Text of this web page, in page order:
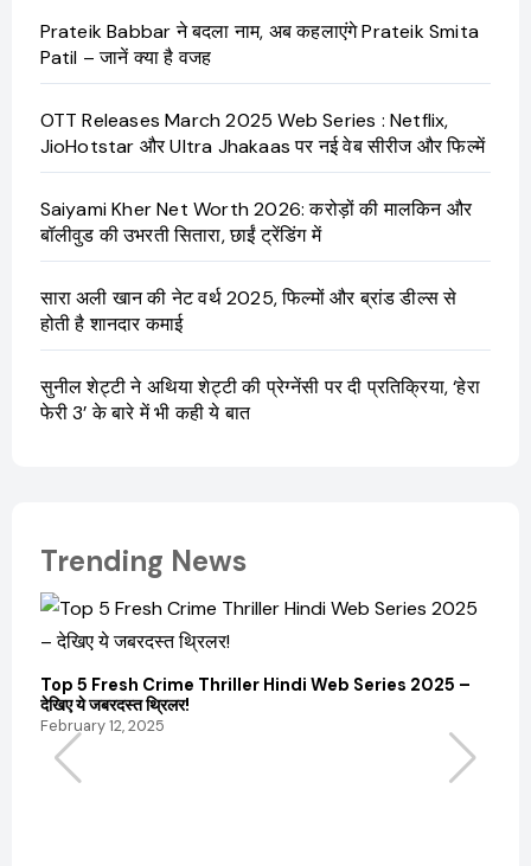
Prateik Babbar ने बदला नाम, अब कहलाएंगे Prateik Smita
Patil – जानें क्या है वजह
OTT Releases March 2025 Web Series : Netflix,
JioHotstar और Ultra Jhakaas पर नई वेब सीरीज और फिल्में
Saiyami Kher Net Worth 2026: करोड़ों की मालकिन और
बॉलीवुड की उभरती सितारा, छाईं ट्रेंडिंग में
सारा अली खान की नेट वर्थ 2025, फिल्मों और ब्रांड डील्स से
होती है शानदार कमाई
सुनील शेट्टी ने अथिया शेट्टी की प्रेग्नेंसी पर दी प्रतिक्रिया, ‘हेरा
फेरी 3’ के बारे में भी कही ये बात
Trending News
Top 5 Fresh Crime Thriller Hindi Web Series 2025 –
देखिए ये जबरदस्त थ्रिलर!
February 12, 2025